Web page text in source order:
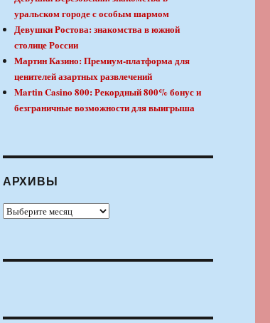
уральском городе с особым шармом
Девушки Ростова: знакомства в южной
столице России
Мартин Казино: Премиум-платформа для
ценителей азартных развлечений
Martin Casino 800: Рекордный 800% бонус и
безграничные возможности для выигрыша
АРХИВЫ
Архивы